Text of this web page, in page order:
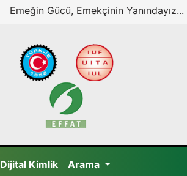
Emeğin Gücü, Emekçinin Yanındayız...
Dijital Kimlik Arama